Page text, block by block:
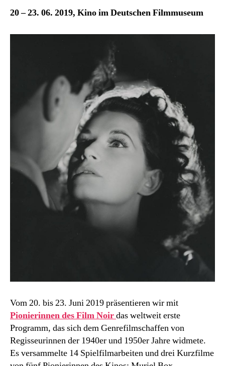
20 – 23. 06. 2019, Kino im Deutschen Filmmuseum
Vom 20. bis 23. Juni 2019 präsentieren wir mit
Pionierinnen des Film Noirdas weltweit erste
Programm, das sich dem Genrefilmschaffen von
Regisseurinnen der 1940er und 1950er Jahre widmete.
Es versammelte 14 Spielfilmarbeiten und drei Kurzfilme